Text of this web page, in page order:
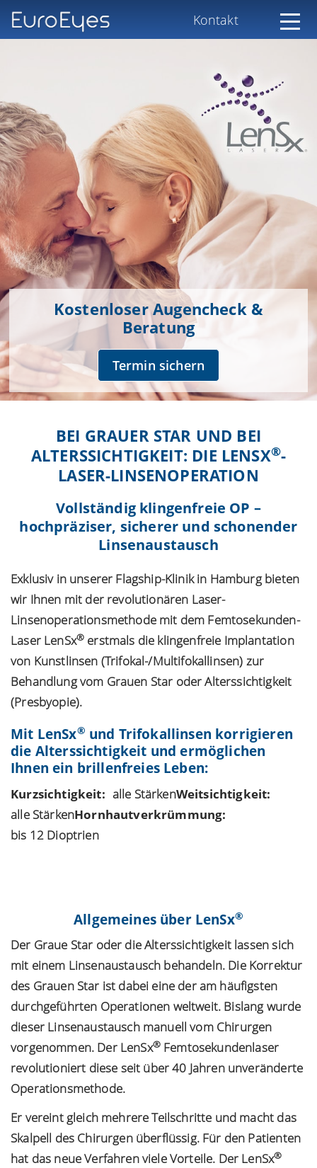
Kontakt
Kostenloser Augencheck &
Beratung
Termin sichern
BEI GRAUER STAR UND BEI
ALTERSSICHTIGKEIT: DIE LENSX®-
LASER-LINSENOPERATION
Vollständig klingenfreie OP –
hochpräziser, sicherer und schonender
Linsenaustausch
Exklusiv in unserer Flagship-Klinik in Hamburg bieten
wir Ihnen mit der revolutionären Laser-
Linsenoperationsmethode mit dem Femtosekunden-
Laser LenSx® erstmals die klingenfreie Implantation
von Kunstlinsen (Trifokal-/Multifokallinsen) zur
Behandlung vom Grauen Star oder Alterssichtigkeit
(Presbyopie).
Mit LenSx® und Trifokallinsen korrigieren
die Alterssichtigkeit und ermöglichen
Ihnen ein brillenfreies Leben:
Kurzsichtigkeit: alle StärkenWeitsichtigkeit:
alle StärkenHornhautverkrümmung:
bis 12 Dioptrien
Mehr erfahren
Video laden
YouTube immer entsperren
Allgemeines über LenSx®
Der Graue Star oder die Alterssichtigkeit lassen sich
mit einem Linsenaustausch behandeln. Die Korrektur
des Grauen Star ist dabei eine der am häufigsten
durchgeführten Operationen weltweit. Bislang wurde
dieser Linsenaustausch manuell vom Chirurgen
vorgenommen. Der LenSx®Femtosekundenlaser
revolutioniert diese seit über 40 Jahren unveränderte
Operationsmethode.
Er vereint gleich mehrere Teilschritte und macht das
Skalpell des Chirurgen überflüssig. Für den Patienten
hat das neue Verfahren viele Vorteile. Der LenSx®